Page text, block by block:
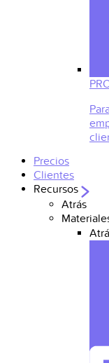
Precios
Clientes
Recursos
Atrás